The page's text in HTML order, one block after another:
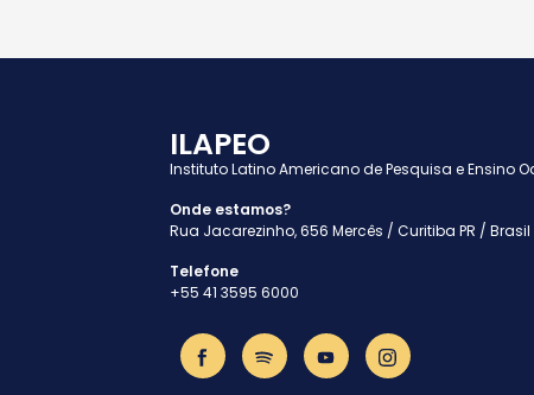
ILAPEO
Instituto Latino Americano de Pesquisa e Ensino
Onde estamos?
Rua Jacarezinho, 656 Mercês / Curitiba PR / Brasil
Telefone
+55 41 3595 6000